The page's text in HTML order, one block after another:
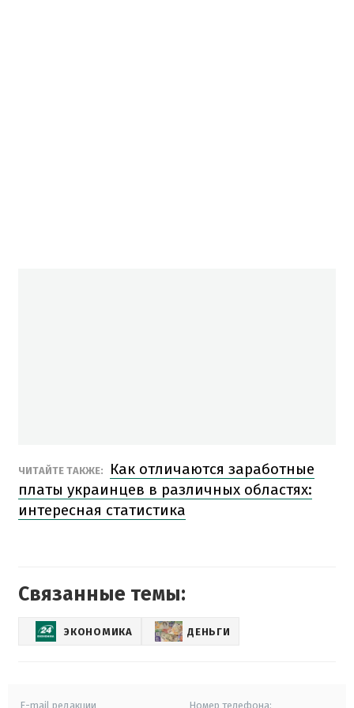
ЧИТАЙТЕ ТАКЖЕ:
Как отличаются заработные
платы украинцев в различных областях:
интересная статистика
Связанные темы:
ЭКОНОМИКА ДЕНЬГИ
E-mail редакции Номер телефона: